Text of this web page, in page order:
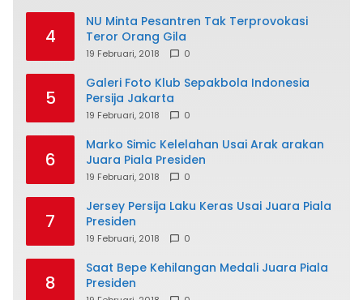
4
NU Minta Pesantren Tak Terprovokasi
Teror Orang Gila
19 Februari, 2018 0
5
Galeri Foto Klub Sepakbola Indonesia
Persija Jakarta
19 Februari, 2018 0
6
Marko Simic Kelelahan Usai Arak arakan
Juara Piala Presiden
19 Februari, 2018 0
7
Jersey Persija Laku Keras Usai Juara Piala
Presiden
19 Februari, 2018 0
8
Saat Bepe Kehilangan Medali Juara Piala
Presiden